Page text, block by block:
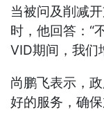
当被问及削减
时，他回答：“
VID期间，我们
尚鹏飞表示，
好的服务，确保